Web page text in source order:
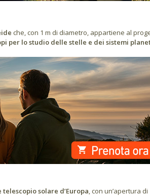
che, con 1 m di diametro, appartiene al
per lo studio delle stelle e dei sistemi
solare d’Europa, con un’apertura di